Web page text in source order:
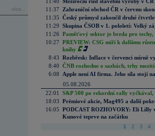
více...
11:37
Zahraniční obchod ČR v červnu
11:35 Český průmysl zakončil druhé
11:29 Skupina ČSOB v 1. pololetí: Velký
11:26 Paměťový sektor je brzda pro techy,
10:27 PREVIEW: CSG míří k dalšímu
knihy
8:43 Rozbřesk: Inflace v červenci mírně
8:40 ČNB rozhodne o sazbách, trhy
6:08
Apple není AI firma. Jeho síla stojí
05.08.2026
22:01
S&P 500 po rekordní rally vyčkával,
18:03 Prémiové akcie, Mag495 a další
16:05 PODCAST ROZHOVORY: Eli Lilly
Kunové teprve na začátku
1 2 3 4